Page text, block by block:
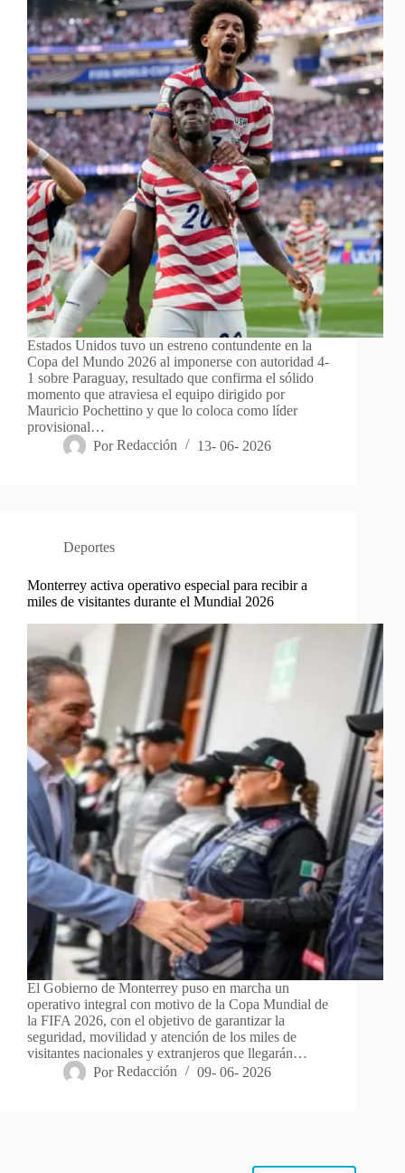
Estados Unidos tuvo un estreno contundente en la
Copa del Mundo 2026 al imponerse con autoridad 4-
1 sobre Paraguay, resultado que confirma el sólido
momento que atraviesa el equipo dirigido por
Mauricio Pochettino y que lo coloca como líder
provisional…
Por Redacción 13- 06- 2026
Deportes
Monterrey activa operativo especial para recibir a
miles de visitantes durante el Mundial 2026
El Gobierno de Monterrey puso en marcha un
operativo integral con motivo de la Copa Mundial de
la FIFA 2026, con el objetivo de garantizar la
seguridad, movilidad y atención de los miles de
visitantes nacionales y extranjeros que llegarán…
Por Redacción 09- 06- 2026